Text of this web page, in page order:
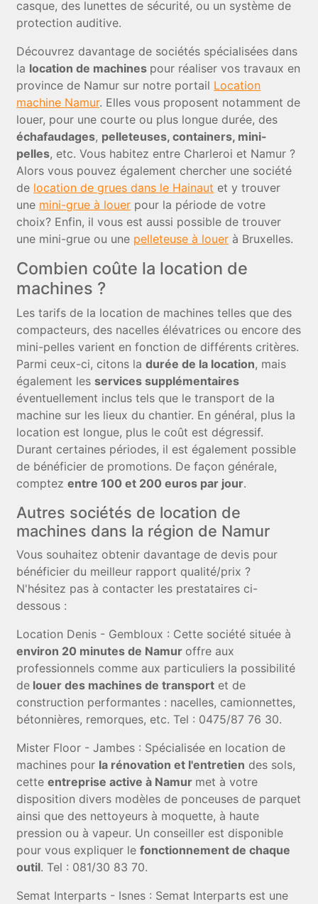
casque, des lunettes de sécurité, ou un système de
protection auditive.
Découvrez davantage de sociétés spécialisées dans
la location de machines pour réaliser vos travaux en
province de Namur sur notre portail Location
machine Namur. Elles vous proposent notamment de
louer, pour une courte ou plus longue durée, des
échafaudages, pelleteuses, containers, mini-
pelles, etc. Vous habitez entre Charleroi et Namur ?
Alors vous pouvez également chercher une société
de location de grues dans le Hainaut et y trouver
une mini-grue à louer pour la période de votre
choix? Enfin, il vous est aussi possible de trouver
une mini-grue ou une pelleteuse à louer à Bruxelles.
Combien coûte la location de
machines ?
Les tarifs de la location de machines telles que des
compacteurs, des nacelles élévatrices ou encore des
mini-pelles varient en fonction de différents critères.
Parmi ceux-ci, citons ladurée de la location, mais
également lesservices supplémentaires
éventuellement inclus tels que le transport de la
machine sur les lieux du chantier. En général, plus la
location est longue, plus le coût est dégressif.
Durant certaines périodes, il est également possible
de bénéficier de promotions. De façon générale,
comptezentre 100 et 200 euros par jour.
Autres sociétés de location de
machines dans la région de Namur
Vous souhaitez obtenir davantage de devis pour
bénéficier du meilleur rapport qualité/prix ?
N'hésitez pas à contacter les prestataires ci-
dessous :
Location Denis - Gembloux : Cette société située à
environ 20 minutes de Namur offre aux
professionnels comme aux particuliers la possibilité
de louer des machines de transport et de
construction performantes : nacelles, camionnettes,
bétonnières, remorques, etc. Tel : 0475/87 76 30.
Mister Floor - Jambes : Spécialisée en location de
machines pour la rénovation et l'entretien des sols,
cetteentreprise active à Namur met à votre
disposition divers modèles de ponceuses de parquet
ainsi que des nettoyeurs à moquette, à haute
pression ou à vapeur. Un conseiller est disponible
pour vous expliquer lefonctionnement de chaque
outil. Tel : 081/30 83 70.
Semat Interparts - Isnes : Semat Interparts est une